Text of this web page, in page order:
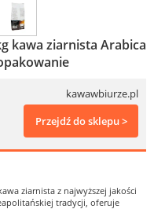
kawa ziarnista Arabica
kawawbiurze.pl
Przejdź do sklepu >
ziarnista z najwyższej jakości
tradycji, oferuje